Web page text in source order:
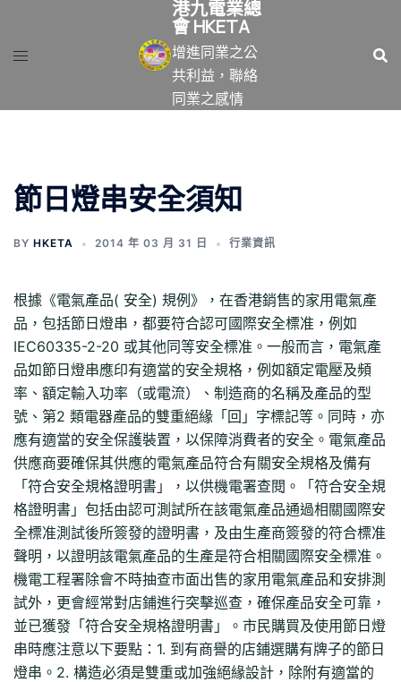
港九電業總
會 HKETA
增進同業之公
共利益，聯絡
同業之感情
節日燈串安全須知
BY HKETA 2014 年 03 月 31 日 行業資訊
根據《電氣產品( 安全) 規例》，在香港銷售的家用電氣產
品，包括節日燈串，都要符合認可國際安全標准，例如
IEC60335-2-20 或其他同等安全標准。一般而言，電氣產
品如節日燈串應印有適當的安全規格，例如額定電壓及頻
率、額定輸入功率（或電流）、制造商的名稱及產品的型
號、第2 類電器產品的雙重絕緣「回」字標記等。同時，亦
應有適當的安全保護裝置，以保障消費者的安全。電氣產品
供應商要確保其供應的電氣產品符合有關安全規格及備有
「符合安全規格證明書」，以供機電署查閱。「符合安全規
格證明書」包括由認可測試所在該電氣產品通過相關國際安
全標准測試後所簽發的證明書，及由生產商簽發的符合標准
聲明，以證明該電氣產品的生產是符合相關國際安全標准。
機電工程署除會不時抽查市面出售的家用電氣產品和安排測
試外，更會經常對店鋪進行突擊巡查，確保產品安全可靠，
並已獲發「符合安全規格證明書」。市民購買及使用節日燈
串時應注意以下要點：1. 到有商譽的店鋪選購有牌子的節日
燈串。2. 構造必須是雙重或加強絕緣設計，除附有適當的